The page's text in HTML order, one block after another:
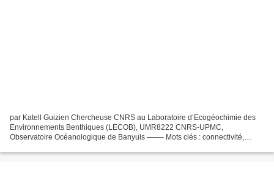
par Katell Guizien Chercheuse CNRS au Laboratoire d’Ecogéochimie des
Environnements Benthiques (LECOB), UMR8222 CNRS-UPMC,
Observatoire Océanologique de Banyuls ——- Mots clés : connectivité,